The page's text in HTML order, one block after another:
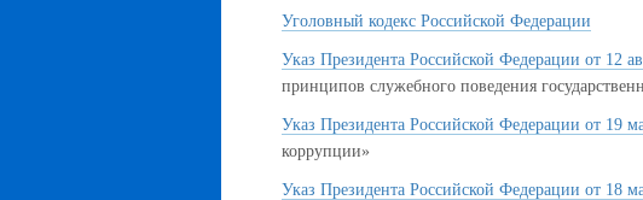
Уголовный кодекс Российской Федерации
Указ Президента Российской Федерации от 12
принципов служебного поведения
Указ Президента Российской Федерации от 19
коррупции»
Указ Президента Российской Федерации от 18